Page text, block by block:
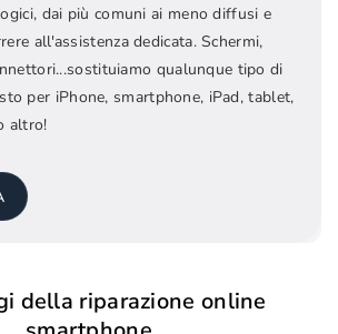
dai più comuni ai meno diffusi e
all'assistenza dedicata. Schermi,
qualunque tipo di
per iPhone, smartphone, iPad, tablet,
altro!
della riparazione online